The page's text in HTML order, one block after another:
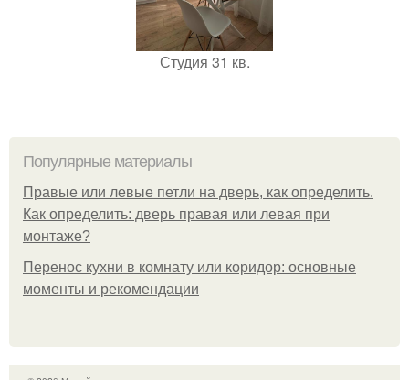
Студия 31 кв.
Популярные материалы
Правые или левые петли на дверь, как определить.
Как определить: дверь правая или левая при
монтаже?
Перенос кухни в комнату или коридор: основные
моменты и рекомендации